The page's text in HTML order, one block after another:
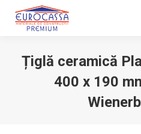
Țiglă ceramică
400 x 190